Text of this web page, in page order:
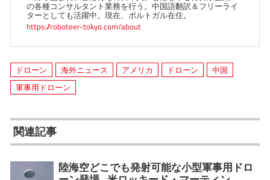
の各種コンサルタント業務を行う。中国語翻訳＆フリーライ
ターとしても活躍中。現在、ポルトガル在住。
https://roboteer-tokyo.com/about
ドローン 海外ニュース アメリカ ドローン
中国
軍事用ドローン
関連記事
陸海空どこでも発射可能な小型軍事用ドロ